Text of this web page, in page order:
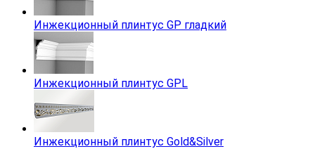
Инжекционный плинтус GP гладкий
Инжекционный плинтус GPL
Инжекционный плинтус Gold&Silver